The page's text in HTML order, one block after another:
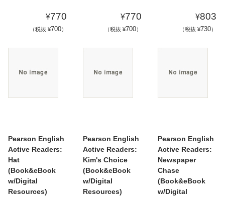
¥770
（税抜 ¥700）
¥770
（税抜 ¥700）
¥803
（税抜 ¥730）
Pearson English
Active Readers:
Hat
(Book&eBook
w/Digital
Resources)
Pearson English
Active Readers:
Kim's Choice
(Book&eBook
w/Digital
Resources)
Pearson English
Active Readers:
Newspaper
Chase
(Book&eBook
w/Digital